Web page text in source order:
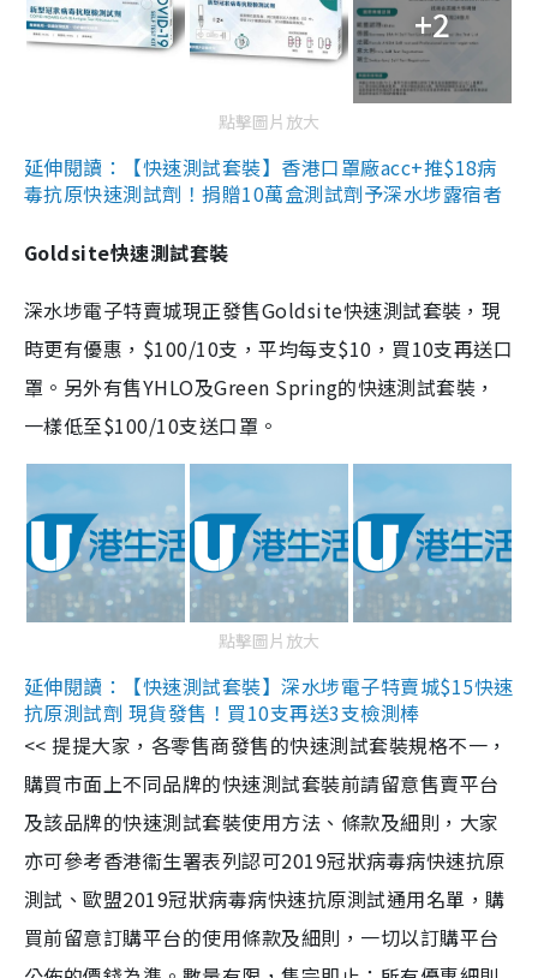
+2
點擊圖片放大
延伸閱讀：【快速測試套裝】香港口罩廠acc+推$18病
毒抗原快速測試劑！捐贈10萬盒測試劑予深水埗露宿者
Goldsite快速測試套裝
深水埗電子特賣城現正發售Goldsite快速測試套裝，現
時更有優惠，$100/10支，平均每支$10，買10支再送口
罩。另外有售YHLO及Green Spring的快速測試套裝，
一樣低至$100/10支送口罩。
點擊圖片放大
延伸閱讀：【快速測試套裝】深水埗電子特賣城$15快速
抗原測試劑 現貨發售！買10支再送3支檢測棒
<< 提提大家，各零售商發售的快速測試套裝規格不一，
購買市面上不同品牌的快速測試套裝前請留意售賣平台
及該品牌的快速測試套裝使用方法、條款及細則，大家
亦可參考香港衞生署表列認可2019冠狀病毒病快速抗原
測試、歐盟2019冠狀病毒病快速抗原測試通用名單，購
買前留意訂購平台的使用條款及細則，一切以訂購平台